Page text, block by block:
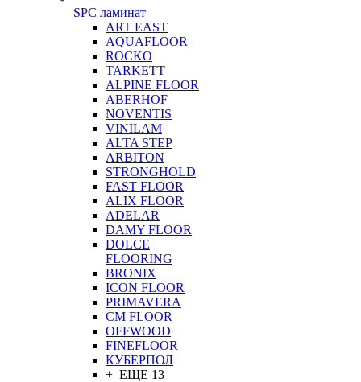
SPC ламинат
ART EAST
AQUAFLOOR
ROCKO
TARKETT
ALPINE FLOOR
ABERHOF
NOVENTIS
VINILAM
ALTA STEP
ARBITON
STRONGHOLD
FAST FLOOR
ALIX FLOOR
ADELAR
DAMY FLOOR
DOLCE
FLOORING
BRONIX
ICON FLOOR
PRIMAVERA
CM FLOOR
OFFWOOD
FINEFLOOR
КУБЕРПОЛ
+ ЕЩЕ 13